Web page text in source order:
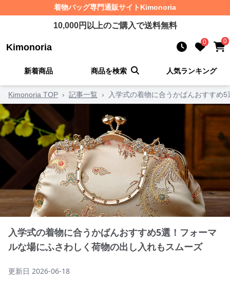
着物バッグ専門通販サイト Kimonoria
10,000円以上のご購入で送料無料
Kimonoria 0 0
新着商品 商品を検索 人気ランキング
Kimonoria TOP › 記事一覧 › 入学式の着物に合うかばんおすすめ
入学式の着物に合うかばんおすすめ5選！フォーマ
ルな場にふさわしく荷物の出し入れもスムーズ
更新日 2026-06-18